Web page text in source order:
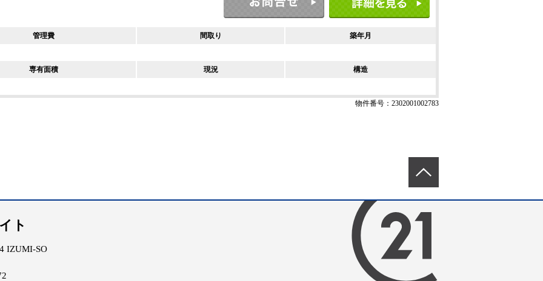
管理費 間取り 築年月
専有面積 現況 構造
物件番号：2302001002783
ト
IZUMI-SO